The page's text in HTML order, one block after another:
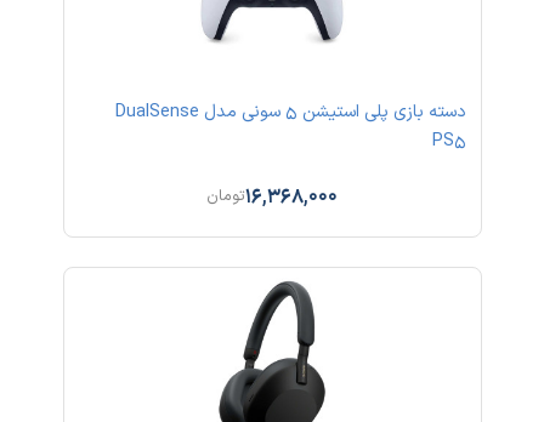
دسته بازی پلی استیشن 5 سونی مدل DualSense
PS5
16,368,000تومان